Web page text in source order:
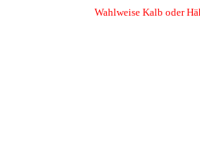
Wahlweise Kalb oder